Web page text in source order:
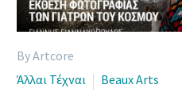
By Artcore
Άλλαι Τέχναι
Beaux Arts